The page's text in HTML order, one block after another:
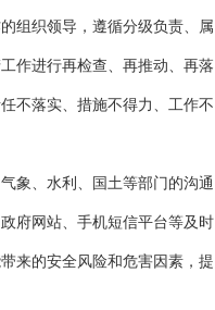
组织领导，遵循分级负责、属
作进行再检查、再推动、再落
不落实、措施不得力、工作不
象、水利、国土等部门的沟通
府网站、手机短信平台等及时
来的安全风险和危害因素，提